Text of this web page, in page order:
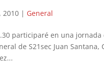
2010 | General
participaré en una
de S21sec Juan Santana,